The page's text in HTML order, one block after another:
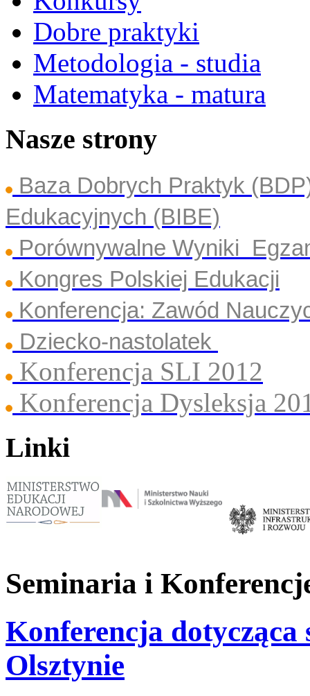
Dobre praktyki
Metodologia - studia
Matematyka - matura
Nasze strony
Baza Dobrych Praktyk
Edukacyjnych (BIBE)
Porównywalne Wyniki
Kongres Polskiej Edukacji
Konferencja: Zawód
Dziecko-nastolatek
Konferencja SLI 2012
Konferencja Dysleksja
Linki
Seminaria i
Konferencja dotycząca
Olsztynie